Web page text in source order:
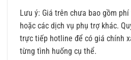
Lưu ý: Giá trên chưa bao gồm
hoặc các dịch vụ phụ trợ khác.
trực tiếp hotline để có giá chính
từng tình huống cụ thể.